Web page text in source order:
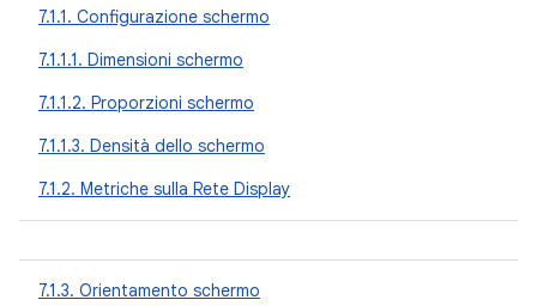
7.1.1. Configurazione schermo
7.1.1.1. Dimensioni schermo
7.1.1.2. Proporzioni schermo
7.1.1.3. Densità dello schermo
7.1.2. Metriche sulla Rete Display
7.1.3. Orientamento schermo